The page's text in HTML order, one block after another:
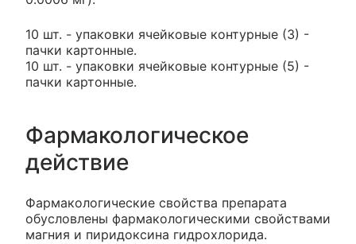
10 шт. - упаковки ячейковые контурные (3) -
пачки картонные.
10 шт. - упаковки ячейковые контурные (5) -
пачки картонные.
Фармакологическое
действие
Фармакологические свойства препарата
обусловлены фармакологическими свойствами
магния и пиридоксина гидрохлорида.